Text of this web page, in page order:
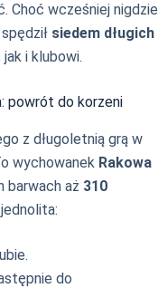
Choć wcześniej nigdzie
siedem długich
i klubowi.
powrót do korzeni
z długoletnią grą w
wychowanek Rakowa
barwach aż 310
do